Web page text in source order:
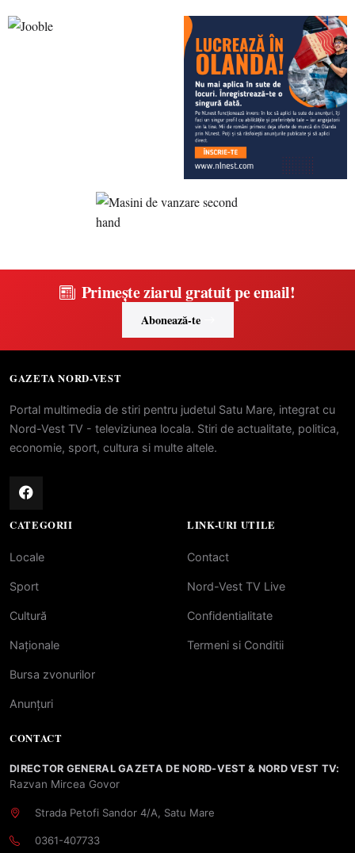
Primește ziarul gratuit pe email!
Abonează-te
GAZETA NORD-VEST
Portal multimedia de stiri pentru judetul Satu Mare, integrat cu
Nord-Vest TV - televiziunea locala. Stiri de actualitate, politica,
economie, sport, cultura si multe altele.
CATEGORII
Locale
Sport
Cultură
Naționale
Bursa zvonurilor
Anunțuri
LINK-URI UTILE
Contact
Nord-Vest TV Live
Confidentialitate
Termeni si Conditii
CONTACT
DIRECTOR GENERAL GAZETA DE NORD-VEST & NORD VEST TV:
Razvan Mircea Govor
Strada Petofi Sandor 4/A, Satu Mare
0361-407733